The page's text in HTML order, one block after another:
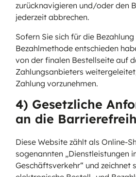
zurücknavigieren und/oder den
jederzeit abbrechen.
Sofern Sie sich für die
Bezahlmethode entschieden
von der finalen Bestellseite auf
Zahlungsanbieters
Zahlung vorzunehmen.
4) Gesetzliche
an die
Diese Website zählt als Online-
sogenannten „Dienstleistungen
Geschäftsverkehr“ und zeichnet